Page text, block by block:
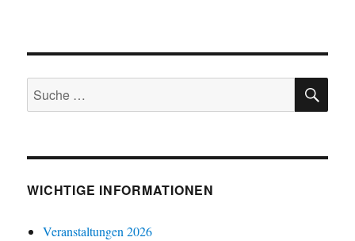
Suche
nach:
WICHTIGE INFORMATIONEN
Veranstaltungen 2026